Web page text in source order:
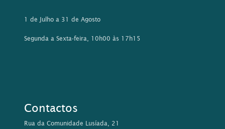
1 de Julho a 31 de Agosto
Segunda a Sexta-feira, 10h00 às 17h15
Contactos
Rua da Comunidade Lusíada, 21